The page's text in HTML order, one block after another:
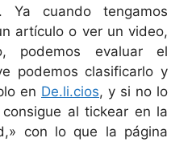
Ya cuando tengamos
artículo o ver un video,
podemos evaluar el
podemos clasificarlo y
en De.li.cios, y si no lo
al tickear en la
con lo que la página